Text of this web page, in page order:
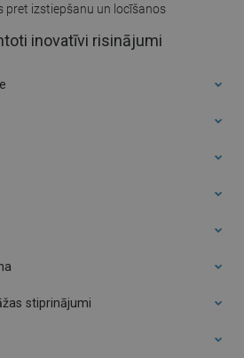
pret izstiepšanu un locīšanos
inovatīvi risinājumi
stiprinājumi